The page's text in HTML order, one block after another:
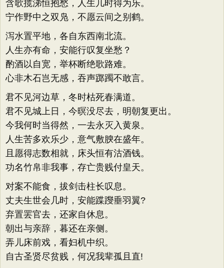
含歌揽涕恒抱愁，人生几时得为乐。
宁作野中之双凫，不愿云间之别鹤。
泻水置平地，各自东西南北流。
人生亦有命，安能行叹复坐愁？
酌酒以自宽，举杯断绝歌路难。
心非木石岂无感，吞声踯躅不敢言。
君不见河边草，冬时枯死春满道。
君不见城上日，今暝没尽去，明朝复更出。
今我何时当得然，一去永灭入黄泉。
人生苦多欢乐少，意气敷腴在盛年。
且愿得志数相就，床头恒有沽酒钱。
功名竹帛非我事，存亡贵贱付皇天。
对案不能食，拔剑击柱长叹息。
丈夫生世会几时，安能蹀躞垂羽翼?
弃置罢官去，还家自休息。
朝出与亲辞，暮还在亲侧。
弄儿床前戏，看妇机中织。
自古圣贤尽贫贱，何况我辈孤且直!